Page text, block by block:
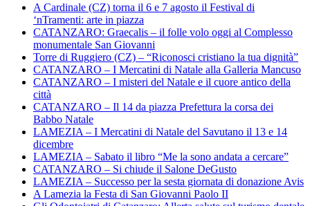
A Cardinale (CZ) torna il 6 e 7 agosto il Festival di
‘nTramenti: arte in piazza
CATANZARO: Graecalis – il folle volo oggi al Complesso
monumentale San Giovanni
Torre di Ruggiero (CZ) – “Riconosci cristiano la tua dignità”
CATANZARO – I Mercatini di Natale alla Galleria Mancuso
CATANZARO – I misteri del Natale e il cuore antico della
città
CATANZARO – Il 14 da piazza Prefettura la corsa dei
Babbo Natale
LAMEZIA – I Mercatini di Natale del Savutano il 13 e 14
dicembre
LAMEZIA – Sabato il libro “Me la sono andata a cercare”
CATANZARO – Si chiude il Salone DeGusto
LAMEZIA – Successo per la sesta giornata di donazione Avis
A Lamezia la Festa di San Giovanni Paolo II